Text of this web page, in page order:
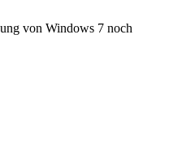
von Windows 7 noch